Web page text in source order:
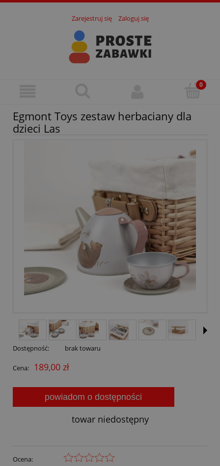
Zarejestruj się Zaloguj się
Egmont Toys zestaw herbaciany dla
dzieci Las
Dostępność: brak towaru
Cena: 189,00 zł
powiadom o dostępności
towar niedostępny
Ocena: